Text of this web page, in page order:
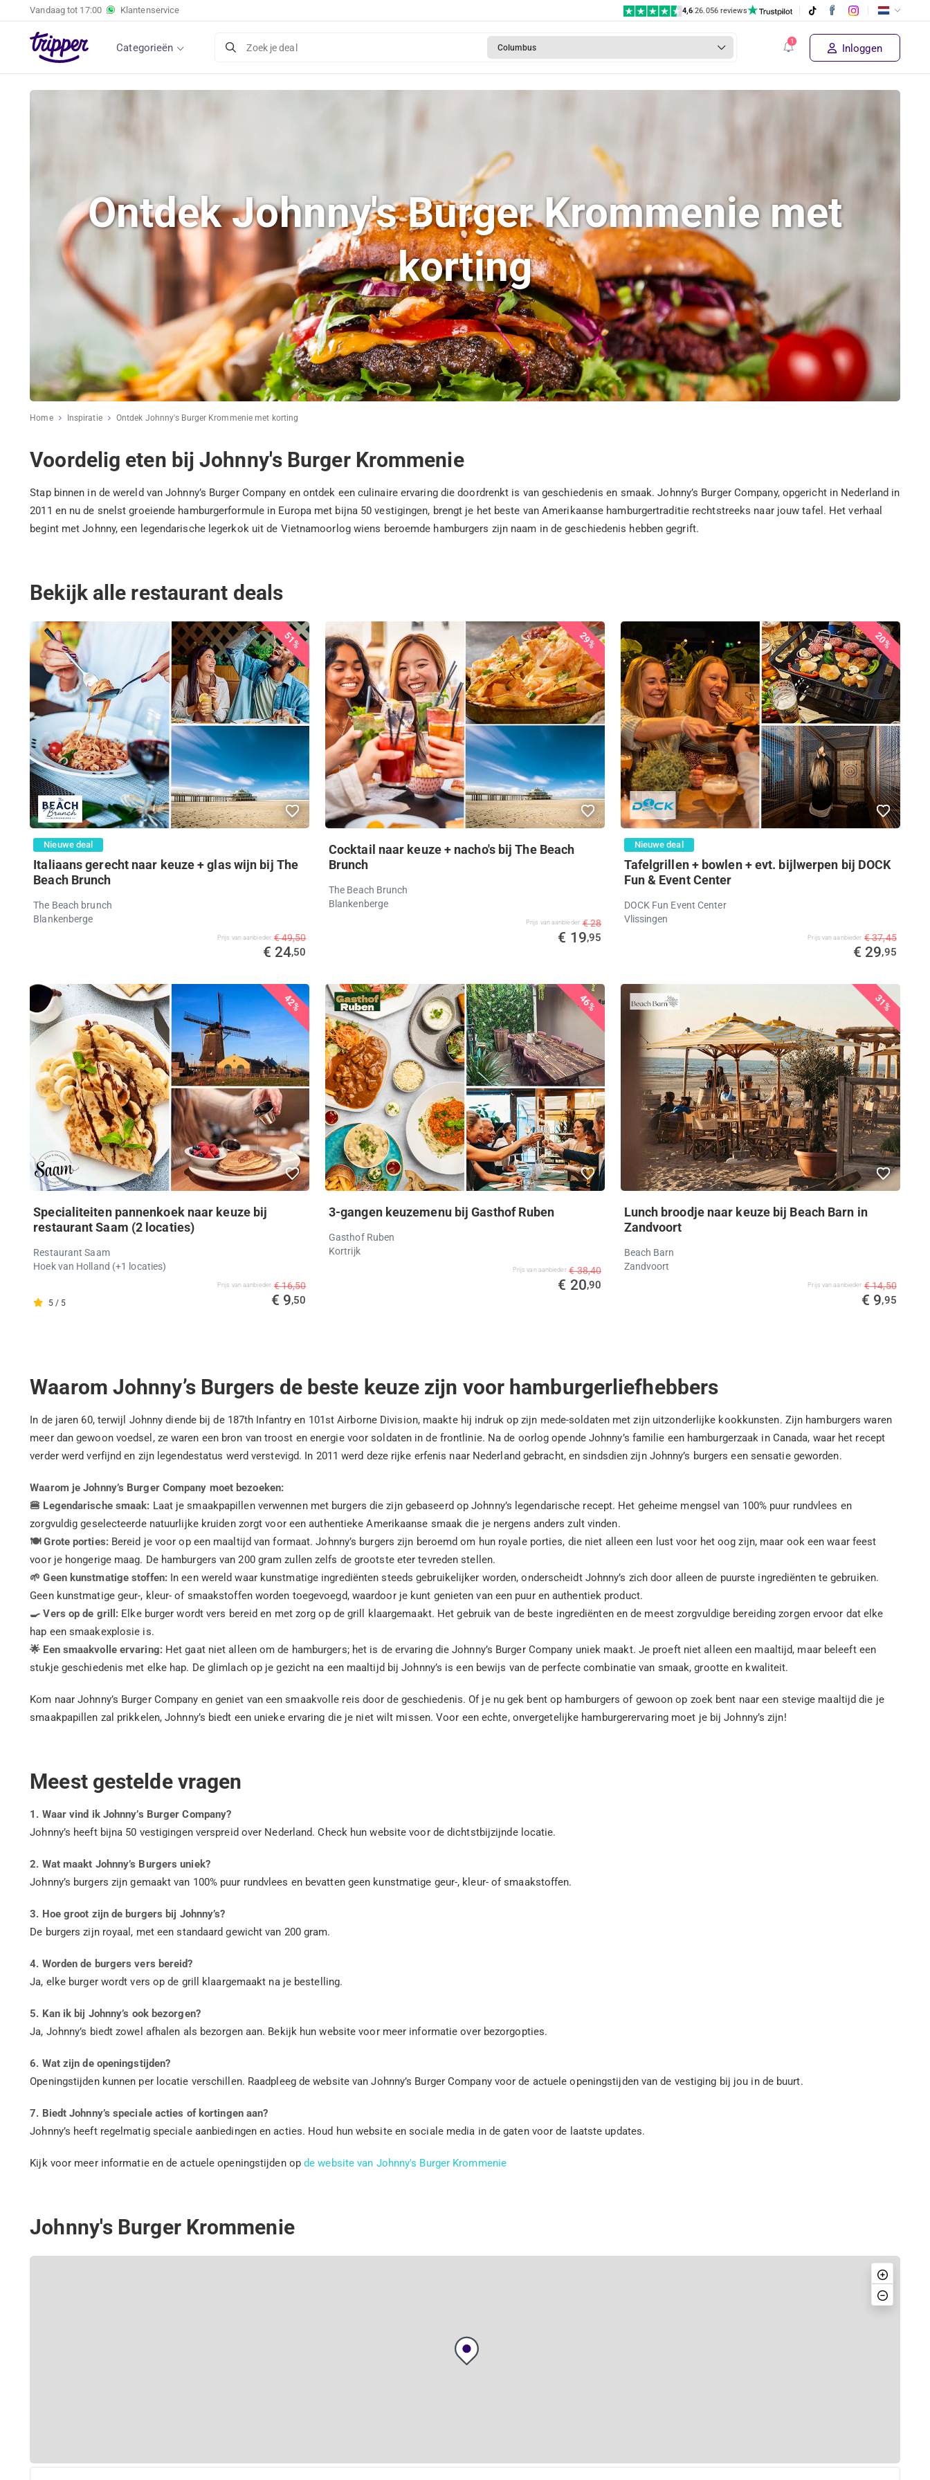
Vandaag tot 17:00 Klantenservice 4,6|26.056 reviews
Categorieën Zoek je deal Columbus Inloggen
Ontdek Johnny's Burger Krommenie met
korting
Home Inspiratie Ontdek Johnny's Burger Krommenie met korting
Voordelig eten bij Johnny's Burger Krommenie
Stap binnen in de wereld van Johnny’s Burger Company en ontdek een culinaire ervaring die doordrenkt is van geschiedenis en smaak. Johnny’s Burger Company, opgericht in Nederland in
2011 en nu de snelst groeiende hamburgerformule in Europa met bijna 50 vestigingen, brengt je het beste van Amerikaanse hamburgertraditie rechtstreeks naar jouw tafel. Het verhaal
begint met Johnny, een legendarische legerkok uit de Vietnamoorlog wiens beroemde hamburgers zijn naam in de geschiedenis hebben gegrift.
Bekijk alle restaurant deals
51%
Nieuwe deal
Italiaans gerecht naar keuze + glas wijn bij The
Beach Brunch
The Beach brunch
Blankenberge
Prijs van aanbieder € 49,50
€ 24,50
29%
Cocktail naar keuze + nacho's bij The Beach
Brunch
The Beach Brunch
Blankenberge
Prijs van aanbieder € 28
€ 19,95
20%
Nieuwe deal
Tafelgrillen + bowlen + evt. bijlwerpen bij DOCK
Fun & Event Center
DOCK Fun Event Center
Vlissingen
Prijs van aanbieder € 37,45
€ 29,95
42%
Specialiteiten pannenkoek naar keuze bij
restaurant Saam (2 locaties)
Restaurant Saam
Hoek van Holland (+1 locaties)
5 / 5
Prijs van aanbieder € 16,50
€ 9,50
46%
3-gangen keuzemenu bij Gasthof Ruben
Gasthof Ruben
Kortrijk
Prijs van aanbieder € 38,40
€ 20,90
31%
Lunch broodje naar keuze bij Beach Barn in
Zandvoort
Beach Barn
Zandvoort
Prijs van aanbieder € 14,50
€ 9,95
Waarom Johnny’s Burgers de beste keuze zijn voor hamburgerliefhebbers
In de jaren 60, terwijl Johnny diende bij de 187th Infantry en 101st Airborne Division, maakte hij indruk op zijn mede-soldaten met zijn uitzonderlijke kookkunsten. Zijn hamburgers waren
meer dan gewoon voedsel, ze waren een bron van troost en energie voor soldaten in de frontlinie. Na de oorlog opende Johnny’s familie een hamburgerzaak in Canada, waar het recept
verder werd verfijnd en zijn legendestatus werd verstevigd. In 2011 werd deze rijke erfenis naar Nederland gebracht, en sindsdien zijn Johnny’s burgers een sensatie geworden.
Waarom je Johnny’s Burger Company moet bezoeken:
🍔 Legendarische smaak: Laat je smaakpapillen verwennen met burgers die zijn gebaseerd op Johnny’s legendarische recept. Het geheime mengsel van 100% puur rundvlees en
zorgvuldig geselecteerde natuurlijke kruiden zorgt voor een authentieke Amerikaanse smaak die je nergens anders zult vinden.
🍽️ Grote porties: Bereid je voor op een maaltijd van formaat. Johnny’s burgers zijn beroemd om hun royale porties, die niet alleen een lust voor het oog zijn, maar ook een waar feest
voor je hongerige maag. De hamburgers van 200 gram zullen zelfs de grootste eter tevreden stellen.
🌱 Geen kunstmatige stoffen:In een wereld waar kunstmatige ingrediënten steeds gebruikelijker worden, onderscheidt Johnny’s zich door alleen de puurste ingrediënten te gebruiken.
Geen kunstmatige geur-, kleur- of smaakstoffen worden toegevoegd, waardoor je kunt genieten van een puur en authentiek product.
🍳 Vers op de grill: Elke burger wordt vers bereid en met zorg op de grill klaargemaakt. Het gebruik van de beste ingrediënten en de meest zorgvuldige bereiding zorgen ervoor dat elke
hap een smaakexplosie is.
🌟 Een smaakvolle ervaring:Het gaat niet alleen om de hamburgers; het is de ervaring die Johnny’s Burger Company uniek maakt. Je proeft niet alleen een maaltijd, maar beleeft een
stukje geschiedenis met elke hap. De glimlach op je gezicht na een maaltijd bij Johnny’s is een bewijs van de perfecte combinatie van smaak, grootte en kwaliteit.
Kom naar Johnny’s Burger Company en geniet van een smaakvolle reis door de geschiedenis. Of je nu gek bent op hamburgers of gewoon op zoek bent naar een stevige maaltijd die je
smaakpapillen zal prikkelen, Johnny’s biedt een unieke ervaring die je niet wilt missen. Voor een echte, onvergetelijke hamburgerervaring moet je bij Johnny’s zijn!
Meest gestelde vragen
1. Waar vind ik Johnny’s Burger Company?
Johnny’s heeft bijna 50 vestigingen verspreid over Nederland. Check hun website voor de dichtstbijzijnde locatie.
2. Wat maakt Johnny’s Burgers uniek?
Johnny’s burgers zijn gemaakt van 100% puur rundvlees en bevatten geen kunstmatige geur-, kleur- of smaakstoffen.
3. Hoe groot zijn de burgers bij Johnny’s?
De burgers zijn royaal, met een standaard gewicht van 200 gram.
4. Worden de burgers vers bereid?
Ja, elke burger wordt vers op de grill klaargemaakt na je bestelling.
5. Kan ik bij Johnny’s ook bezorgen?
Ja, Johnny’s biedt zowel afhalen als bezorgen aan. Bekijk hun website voor meer informatie over bezorgopties.
6. Wat zijn de openingstijden?
Openingstijden kunnen per locatie verschillen. Raadpleeg de website van Johnny’s Burger Company voor de actuele openingstijden van de vestiging bij jou in de buurt.
7. Biedt Johnny’s speciale acties of kortingen aan?
Johnny’s heeft regelmatig speciale aanbiedingen en acties. Houd hun website en sociale media in de gaten voor de laatste updates.
Kijk voor meer informatie en de actuele openingstijden opde website van Johnny's Burger Krommenie
Johnny's Burger Krommenie